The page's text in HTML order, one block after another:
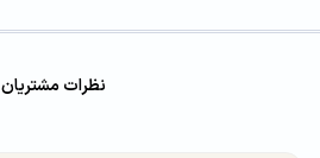
نظرات مشتریان